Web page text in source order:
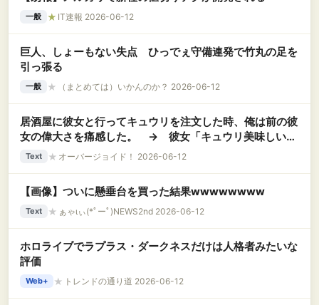
一般 ★ IT速報 2026-06-12
巨人、しょーもない失点 ひっでぇ守備連発で竹丸の足を
引っ張る
一般 ★ （まとめては）いかんのか？ 2026-06-12
居酒屋に彼女と行ってキュウリを注文した時、俺は前の彼
女の偉大さを痛感した。 → 彼女「キュウリ美味しい！
おかわりしようよ！」俺（可愛いだけじゃだめなんだ
Text ★ オーバージョイド！ 2026-06-12
【画像】ついに懸垂台を買った結果wwwwwwww
Text ★ ぁゃιぃ(*ﾟーﾟ)NEWS2nd 2026-06-12
ホロライブでラプラス・ダークネスだけは人格者みたいな
評価
Web+ ★ トレンドの通り道 2026-06-12